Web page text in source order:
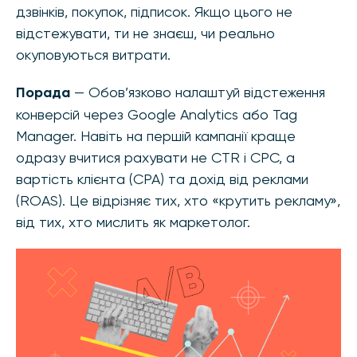
дзвінків, покупок, підписок. Якщо цього не
відстежувати, ти не знаєш, чи реально
окуповуються витрати.
Порада — Обов’язково налаштуй відстеження
конверсій через Google Analytics або Tag
Manager. Навіть на першій кампанії краще
одразу вчитися рахувати не CTR і CPC, а
вартість клієнта (CPA) та дохід від реклами
(ROAS). Це відрізняє тих, хто «крутить рекламу»,
від тих, хто мислить як маркетолог.